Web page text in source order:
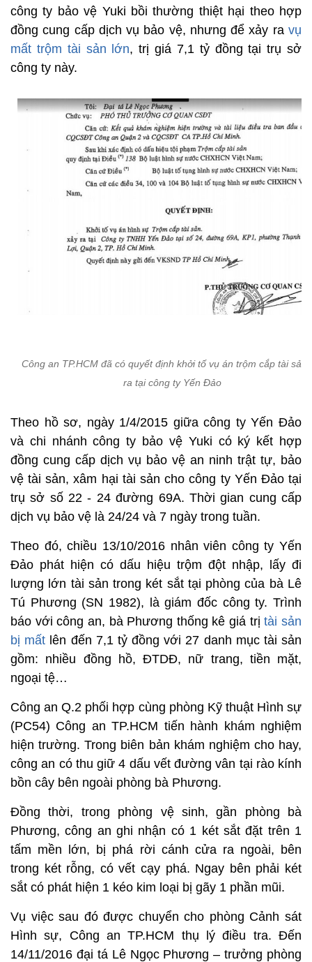
công ty bảo vệ Yuki bồi thường thiệt hại theo hợp
đồng cung cấp dịch vụ bảo vệ, nhưng để xảy ra vụ
mất trộm tài sản lớn, trị giá 7,1 tỷ đồng tại trụ sở
công ty này.
Công an TP.HCM đã có quyết định khởi tố vụ án trộm cắp tài sản
ra tại công ty Yến Đảo
Theo hồ sơ, ngày 1/4/2015 giữa công ty Yến Đảo
và chi nhánh công ty bảo vệ Yuki có ký kết hợp
đồng cung cấp dịch vụ bảo vệ an ninh trật tự, bảo
vệ tài sản, xâm hại tài sản cho công ty Yến Đảo tại
trụ sở số 22 - 24 đường 69A. Thời gian cung cấp
dịch vụ bảo vệ là 24/24 và 7 ngày trong tuần.
Theo đó, chiều 13/10/2016 nhân viên công ty Yến
Đảo phát hiện có dấu hiệu trộm đột nhập, lấy đi
lượng lớn tài sản trong két sắt tại phòng của bà Lê
Tú Phương (SN 1982), là giám đốc công ty. Trình
báo với công an, bà Phương thống kê giá trịtài sản
bị mất lên đến 7,1 tỷ đồng với 27 danh mục tài sản
gồm: nhiều đồng hồ, ĐTDĐ, nữ trang, tiền mặt,
ngoại tệ…
Công an Q.2 phối hợp cùng phòng Kỹ thuật Hình sự
(PC54) Công an TP.HCM tiến hành khám nghiệm
hiện trường. Trong biên bản khám nghiệm cho hay,
công an có thu giữ 4 dấu vết đường vân tại rào kính
bồn cây bên ngoài phòng bà Phương.
Đồng thời, trong phòng vệ sinh, gần phòng bà
Phương, công an ghi nhận có 1 két sắt đặt trên 1
tấm mền lớn, bị phá rời cánh cửa ra ngoài, bên
trong két rỗng, có vết cạy phá. Ngay bên phải két
sắt có phát hiện 1 kéo kim loại bị gãy 1 phần mũi.
Vụ việc sau đó được chuyển cho phòng Cảnh sát
Hình sự, Công an TP.HCM thụ lý điều tra. Đến
14/11/2016 đại tá Lê Ngọc Phương – trưởng phòng